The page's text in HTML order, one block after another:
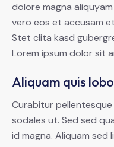
dolore magna
vero eos et accusam
Stet clita kasd
Lorem ipsum dolor sit
Aliquam quis
Curabitur
sodales ut. Sed sed
id magna. Aliquam